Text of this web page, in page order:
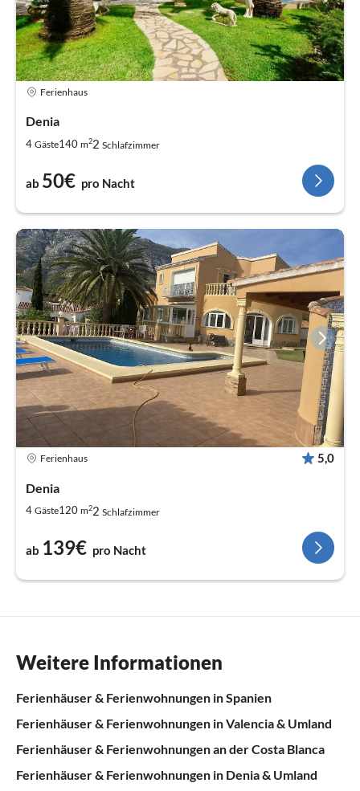
Ferienhaus
Denia
4 Gäste140 m22 Schlafzimmer
ab 50€ pro Nacht
Ferienhaus 5,0
Denia
4 Gäste120 m22 Schlafzimmer
ab 139€ pro Nacht
Weitere Informationen
Ferienhäuser & Ferienwohnungen in Spanien
Ferienhäuser & Ferienwohnungen in Valencia & Umland
Ferienhäuser & Ferienwohnungen an der Costa Blanca
Ferienhäuser & Ferienwohnungen in Denia & Umland